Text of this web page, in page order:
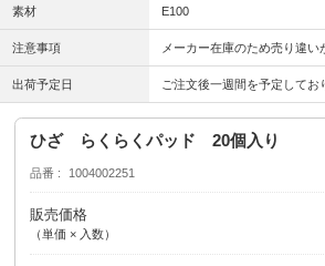
素材 E100
注意事項 メーカー在庫のため売り違
出荷予定日 ご注文後一週間を予定してお
ひざ らくらくパッド 20個入り
品番 1004002251
販売価格
（単価 × 入数）